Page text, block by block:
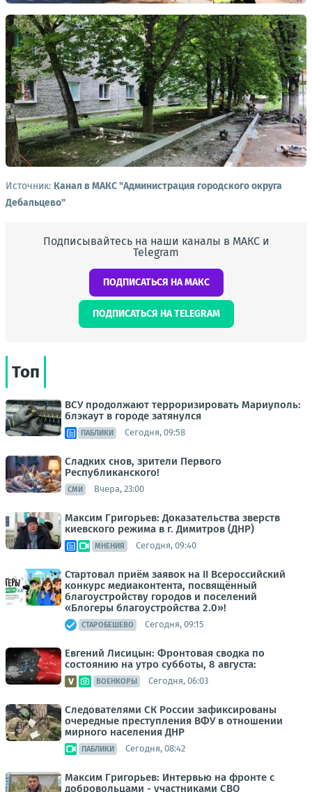
Источник: Канал в МАКС "Администрация городского округа
Дебальцево"
Подписывайтесь на наши каналы в МАКС и
Telegram
ПОДПИСАТЬСЯ НА МАКС
ПОДПИСАТЬСЯ НА TELEGRAM
Топ
ВСУ продолжают терроризировать Мариуполь:
блэкаут в городе затянулся
ПАБЛИКИ Сегодня, 09:58
Сладких снов, зрители Первого
Республиканского!
СМИ Вчера, 23:00
Максим Григорьев: Доказательства зверств
киевского режима в г. Димитров (ДНР)
МНЕНИЯ Сегодня, 09:40
Стартовал приём заявок на II Всероссийский
конкурс медиаконтента, посвящённый
благоустройству городов и поселений
«Блогеры благоустройства 2.0»!
СТАРОБЕШЕВО Сегодня, 09:15
Евгений Лисицын: Фронтовая сводка по
состоянию на утро субботы, 8 августа:
ВОЕНКОРЫ Сегодня, 06:03
Следователями СК России зафиксированы
очередные преступления ВФУ в отношении
мирного населения ДНР
ПАБЛИКИ Сегодня, 08:42
Максим Григорьев: Интервью на фронте с
добровольцами - участниками СВО